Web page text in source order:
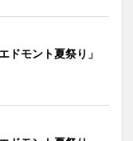
ドモント夏祭り」